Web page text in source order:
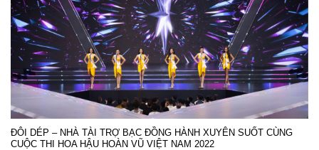
ĐÔI DÉP – NHÀ TÀI TRỢ BẠC ĐỒNG HÀNH XUYÊN SUỐT CÙNG
CUỘC THI HOA HẬU HOÀN VŨ VIỆT NAM 2022